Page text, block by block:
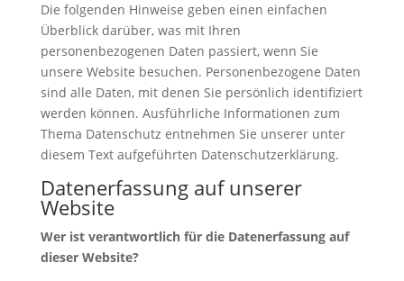
Die folgenden Hinweise geben einen einfachen
Überblick darüber, was mit Ihren
personenbezogenen Daten passiert, wenn Sie
unsere Website besuchen. Personenbezogene Daten
sind alle Daten, mit denen Sie persönlich identifiziert
werden können. Ausführliche Informationen zum
Thema Datenschutz entnehmen Sie unserer unter
diesem Text aufgeführten Datenschutzerklärung.
Datenerfassung auf unserer
Website
Wer ist verantwortlich für die Datenerfassung auf
dieser Website?